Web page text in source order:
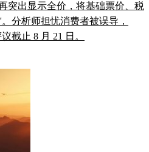
突出显示全价，将基础票价、税
分析师担忧消费者被误导，
截止 8 月 21 日。